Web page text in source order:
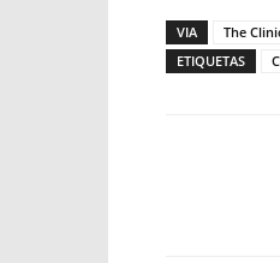
VIA
The
ETIQUETAS